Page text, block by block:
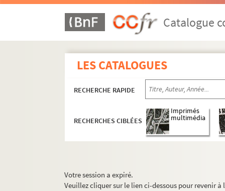
Catalogue
LES CATALOGUES
RECHERCHE RAPIDE
RECHERCHES CIBLÉES
Imprimés
multimédia
Votre session a expiré.
Veuillez cliquer sur le lien ci-dessous pour revenir